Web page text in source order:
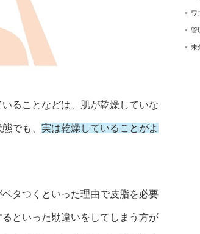
ることなどは、肌が乾燥していな
でも、 実は乾燥していることがよ
タつくといった理由で皮脂を必要
といった勘違いをしてしまう方が
ワ
管
未